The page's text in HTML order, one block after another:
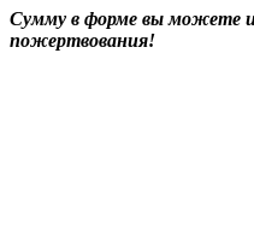
Сумму в форме вы можете
пожертвования!